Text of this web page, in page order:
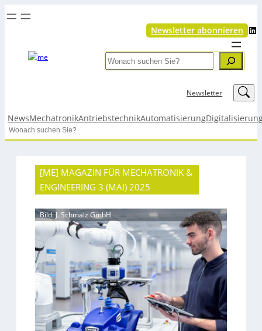
Newsletter abonnieren LinkedIn
Search
Newsletter LinkedIn
NewsMechatronikAntriebstechnikAutomatisierung
Search
[ME] MAGAZIN FÜR MECHATRONIK &
ENGINEERING 3 (MAI) 2025
Bild: J. Schmalz GmbH